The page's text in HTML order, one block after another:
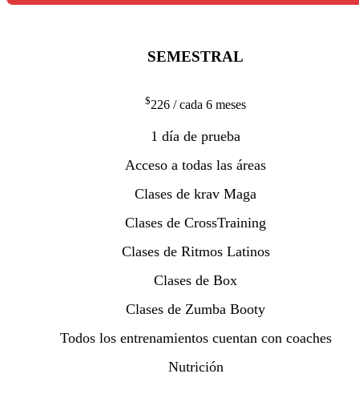
SEMESTRAL
$226 / cada 6 meses
1 día de prueba
Acceso a todas las áreas
Clases de krav Maga
Clases de CrossTraining
Clases de Ritmos Latinos
Clases de Box
Clases de Zumba Booty
Todos los entrenamientos cuentan con coaches
Nutrición